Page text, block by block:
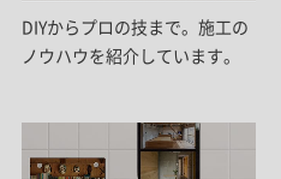
DIYからプロの技まで。施工の
ノウハウを紹介しています。